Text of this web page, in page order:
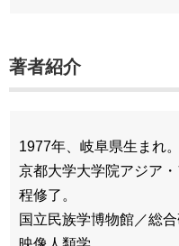
著者紹介
1977年、岐阜県生まれ。
京都大学大学院アジア
程修了。
国立民族学博物館／総